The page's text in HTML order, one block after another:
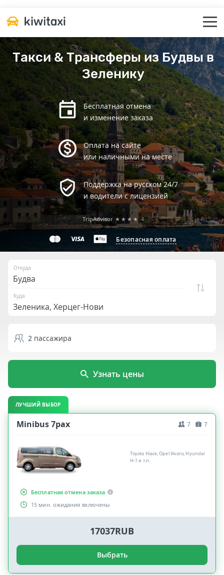
Такси & Трансферы из Будвы в
Зеленику
Бесплатная отмена
и изменение заказа
Оплата на сайте
или наличными на месте
Поддержка на русском 24/7
и водители с лицензией
Безопасная оплата
TripAdvisor ★★★★ 4
Откуда
Куда
2 пассажира
Узнать цены
ЛУЧШИЙ ВЫБОР
Minibus 7pax 7 7
Toyota Hiace, Opel Vivaro, Hyundai
H-1 и т.п.
Бесплатная отмена заказа
15 мин. ожидания включены
17037RUB
Выбрать